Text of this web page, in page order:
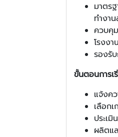
มาตร
ทำงา
ควบคุ
โรงง
รองรั
ขั้นตอนการเ
แจ้งค
เลือก
ประเ
ผลิตแ